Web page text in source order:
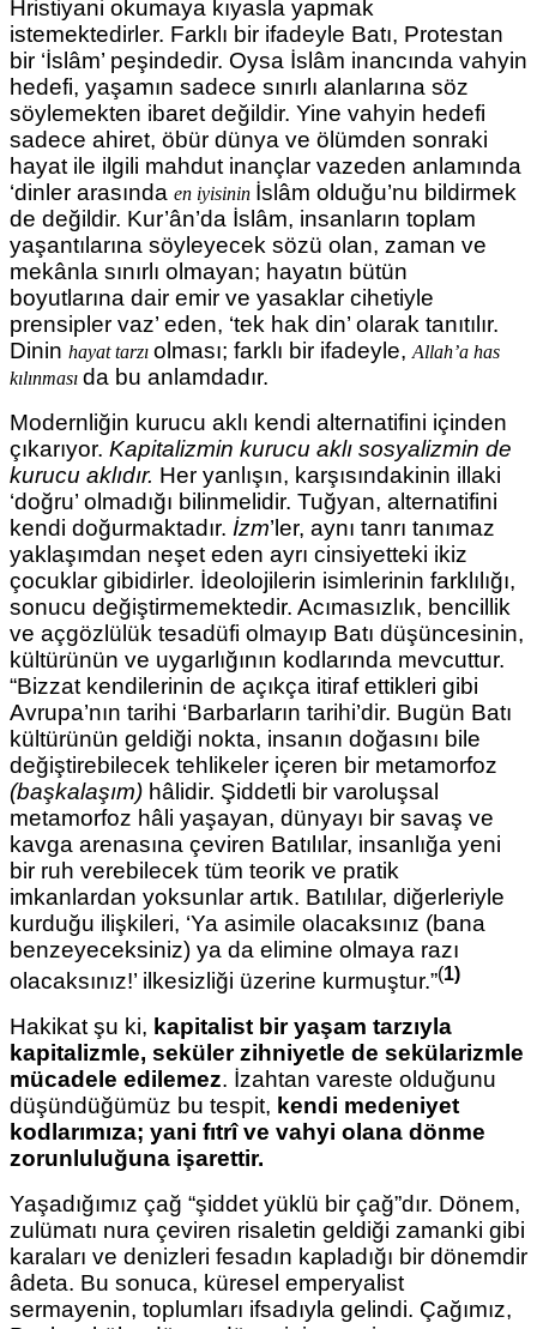
Hristiyani okumaya kıyasla yapmak
istemektedirler. Farklı bir ifadeyle Batı, Protestan
bir ‘İslâm’ peşindedir. Oysa İslâm inancında vahyin
hedefi, yaşamın sadece sınırlı alanlarına söz
söylemekten ibaret değildir. Yine vahyin hedefi
sadece ahiret, öbür dünya ve ölümden sonraki
hayat ile ilgili mahdut inançlar vazeden anlamında
‘dinler arasında en iyisinin İslâm olduğu’nu bildirmek
de değildir. Kur’ân’da İslâm, insanların toplam
yaşantılarına söyleyecek sözü olan, zaman ve
mekânla sınırlı olmayan; hayatın bütün
boyutlarına dair emir ve yasaklar cihetiyle
prensipler vaz’ eden, ‘tek hak din’ olarak tanıtılır.
Dinin hayat tarzı olması; farklı bir ifadeyle, Allah’a has
kılınması da bu anlamdadır.
Modernliğin kurucu aklı kendi alternatifini içinden
çıkarıyor. Kapitalizmin kurucu aklı sosyalizmin de
kurucu aklıdır. Her yanlışın, karşısındakinin illaki
‘doğru’ olmadığı bilinmelidir. Tuğyan, alternatifini
kendi doğurmaktadır. İzm’ler, aynı tanrı tanımaz
yaklaşımdan neşet eden ayrı cinsiyetteki ikiz
çocuklar gibidirler. İdeolojilerin isimlerinin farklılığı,
sonucu değiştirmemektedir. Acımasızlık, bencillik
ve açgözlülük tesadüfi olmayıp Batı düşüncesinin,
kültürünün ve uygarlığının kodlarında mevcuttur.
“Bizzat kendilerinin de açıkça itiraf ettikleri gibi
Avrupa’nın tarihi ‘Barbarların tarihi’dir. Bugün Batı
kültürünün geldiği nokta, insanın doğasını bile
değiştirebilecek tehlikeler içeren bir metamorfoz
(başkalaşım) hâlidir. Şiddetli bir varoluşsal
metamorfoz hâli yaşayan, dünyayı bir savaş ve
kavga arenasına çeviren Batılılar, insanlığa yeni
bir ruh verebilecek tüm teorik ve pratik
imkanlardan yoksunlar artık. Batılılar, diğerleriyle
kurduğu ilişkileri, ‘Ya asimile olacaksınız (bana
benzeyeceksiniz) ya da elimine olmaya razı
olacaksınız!’ ilkesizliği üzerine kurmuştur.”(1)
Hakikat şu ki, kapitalist bir yaşam tarzıyla
kapitalizmle, seküler zihniyetle de sekülarizmle
mücadele edilemez. İzahtan vareste olduğunu
düşündüğümüz bu tespit, kendi medeniyet
kodlarımıza; yani fıtrî ve vahyi olana dönme
zorunluluğuna işarettir.
Yaşadığımız çağ “şiddet yüklü bir çağ”dır. Dönem,
zulümatı nura çeviren risaletin geldiği zamanki gibi
karaları ve denizleri fesadın kapladığı bir dönemdir
âdeta. Bu sonuca, küresel emperyalist
sermayenin, toplumları ifsadıyla gelindi. Çağımız,